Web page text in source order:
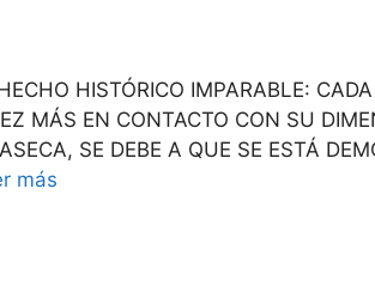
HISTÓRICO IMPARABLE:
MÁS EN CONTACTO CON SU
SE DEBE A QUE SE ESTÁ
más